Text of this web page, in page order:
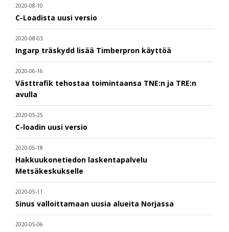
2020-08-10
C-Loadista uusi versio
2020-08-03
Ingarp träskydd lisää Timberpron käyttöä
2020-06-16
Västtrafik tehostaa toimintaansa TNE:n ja TRE:n
avulla
2020-05-25
C-loadin uusi versio
2020-05-18
Hakkuukonetiedon laskentapalvelu
Metsäkeskukselle
2020-05-11
Sinus valloittamaan uusia alueita Norjassa
2020-05-06